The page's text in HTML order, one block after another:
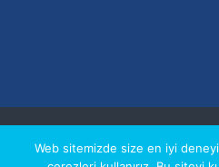
Web sitemizde size en iyi